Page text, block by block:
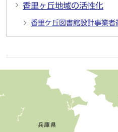
香里ヶ丘地域の活性化
香里ケ丘図書館設計事業者